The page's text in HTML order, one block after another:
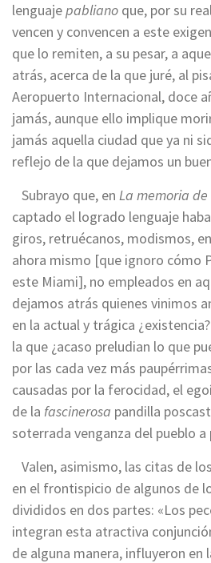
lenguajepabliano que, por su
vencen y convencen a este
que lo remiten, a su pesar, a
atrás, acerca de la que juré, al
Aeropuerto Internacional, doce
jamás, aunque ello implique
jamás aquella ciudad que ya ni
reflejo de la que dejamos un
Subrayo que, en La memoria
captado el logrado lenguaje
giros, retruécanos, modismos,
ahora mismo [que ignoro cómo
este Miami], no empleados en
dejamos atrás quienes vinimos
en la actual y trágica
la que ¿acaso preludian lo que
por las cada vez más
causadas por la ferocidad, el
de la fascinerosa pandilla
soterrada venganza del pueblo
Valen, asimismo, las citas de
en el frontispicio de algunos de
divididos en dos partes: «Los
integran esta atractiva
de alguna manera, influyeron en